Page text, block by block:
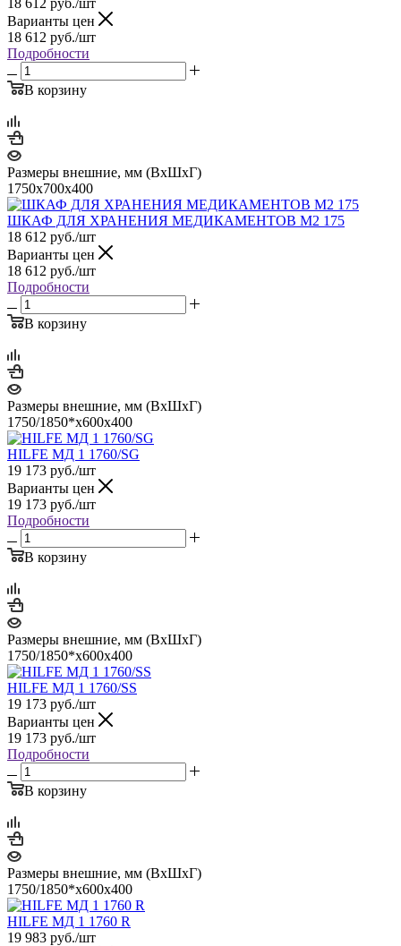
Варианты цен
18 612 руб./шт
Подробности
В корзину
Размеры внешние, мм (ВхШхГ)
1750х700х400
ШКАФ ДЛЯ ХРАНЕНИЯ МЕДИКАМЕНТОВ М2 175
18 612 руб./шт
Варианты цен
18 612 руб./шт
Подробности
В корзину
Размеры внешние, мм (ВхШхГ)
1750/1850*x600x400
HILFE МД 1 1760/SG
19 173 руб./шт
Варианты цен
19 173 руб./шт
Подробности
В корзину
Размеры внешние, мм (ВхШхГ)
1750/1850*x600x400
HILFE МД 1 1760/SS
19 173 руб./шт
Варианты цен
19 173 руб./шт
Подробности
В корзину
Размеры внешние, мм (ВхШхГ)
1750/1850*x600x400
HILFE МД 1 1760 R
19 983 руб./шт